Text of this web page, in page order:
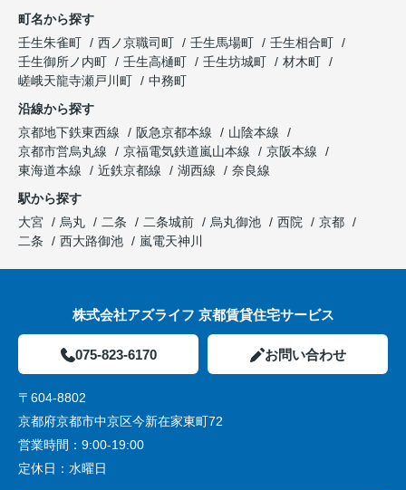
町名から探す
壬生朱雀町
西ノ京職司町 壬生馬場町
壬生相合町
壬生御所ノ内町
壬生高樋町 壬生坊城町
材木町
嵯峨天龍寺瀬戸川町
中務町
沿線から探す
京都地下鉄東西線
阪急京都本線
山陰本線
京都市営烏丸線
京福電気鉄道嵐山本線
京阪本線
東海道本線
近鉄京都線 湖西線
奈良線
駅から探す
大宮
烏丸 二条 二条城前 烏丸御池 西院
京都
二条
西大路御池 嵐電天神川
株式会社アズライフ 京都賃貸住宅サービス
075-823-6170 お問い合わせ
〒604-8802
京都府京都市中京区今新在家東町72
営業時間： 9:00-19:00
定休日： 水曜日